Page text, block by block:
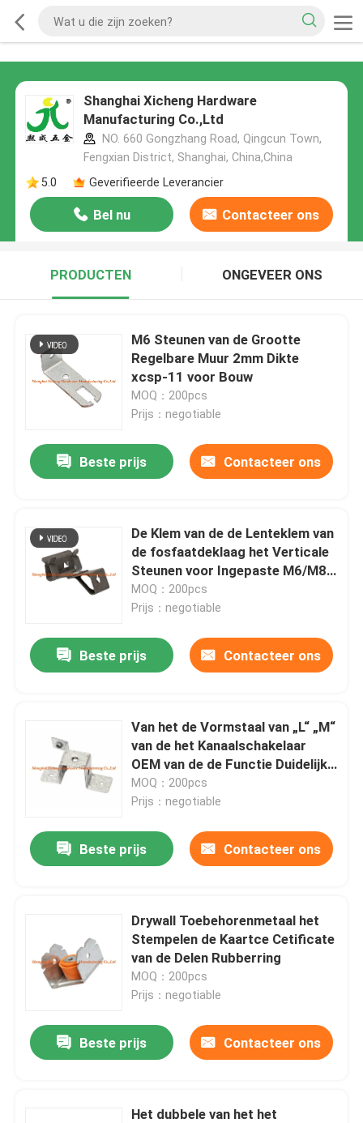
Shanghai Xicheng Hardware
Manufacturing Co.,Ltd
NO. 660 Gongzhang Road, Qingcun Town,
Fengxian District, Shanghai, China,China
5.0
Geverifieerde Leverancier
Bel nu Contacteer ons
PRODUCTEN ONGEVEER ONS
M6 Steunen van de Grootte
Regelbare Muur 2mm Dikte
xcsp-11 voor Bouw
MOQ：200pcs
Prijs：negotiable
Beste prijs Contacteer ons
De Klem van de de Lenteklem van
de fosfaatdeklaag het Verticale
Steunen voor Ingepaste M6/M8-
Bar
MOQ：200pcs
Prijs：negotiable
Beste prijs Contacteer ons
Van het de Vormstaal van „L“ „M“
van de het Kanaalschakelaar
OEM van de de Functie Duidelijke
Kleur
MOQ：200pcs
Prijs：negotiable
Beste prijs Contacteer ons
Drywall Toebehorenmetaal het
Stempelen de Kaartce Cetificate
van de Delen Rubberring
MOQ：200pcs
Prijs：negotiable
Beste prijs Contacteer ons
Het dubbele van het het